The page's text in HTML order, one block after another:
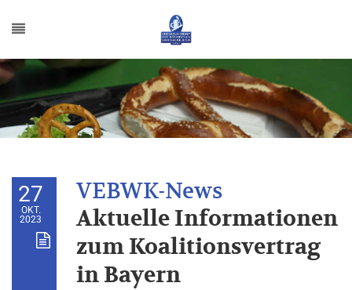
27
OKT.
2023
Aktuelle Informationen
zum Koalitionsvertrag
in Bayern